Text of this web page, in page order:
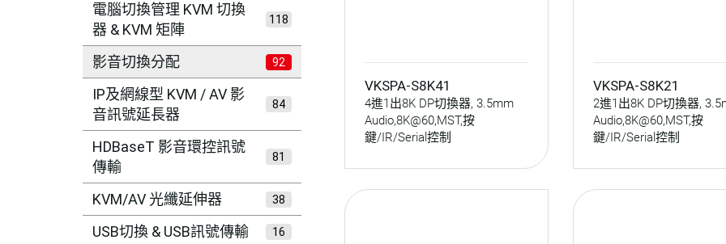
電腦切換管理 KVM 切換
器 & KVM 矩陣
118
影音切換分配 92
IP及網線型 KVM / AV 影
音訊號延長器
84
HDBaseT 影音環控訊號
傳輸
81
KVM/AV 光纖延伸器 38
USB切換 & USB訊號傳輸 16
VKSPA-S8K41
4進1出8K DP切換器, 3.5mm
Audio,8K@60,MST,按
鍵/IR/Serial控制
VKSPA-S8K21
2進1出8K DP切換器,
Audio,8K@60,MST,按
鍵/IR/Serial控制